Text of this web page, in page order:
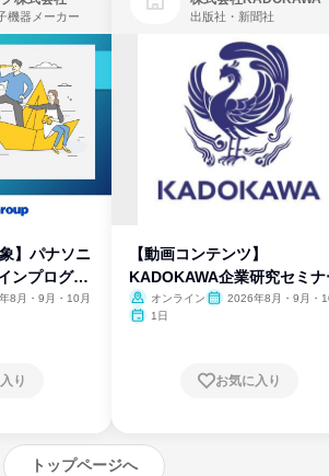
機器メーカー
】パナソニ
ンプログラ
8月・9月・10月
り
出版社・新聞社
【動画コンテンツ】
KADOKAWA企業研究セミナ
オンライン
2026年8月・9月・
1日
お気に入り
トップページへ